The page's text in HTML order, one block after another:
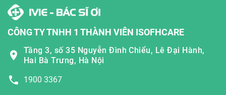
CÔNG TY TNHH 1 THÀNH VIÊN ISOFHCARE
Tầng 3, số 35 Nguyễn Đình Chiểu, Lê Đại Hành,
Hai Bà Trưng, Hà Nội
1900 3367